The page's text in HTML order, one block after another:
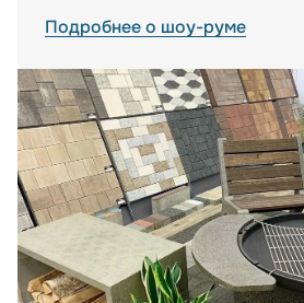
Подробнее о шоу-руме